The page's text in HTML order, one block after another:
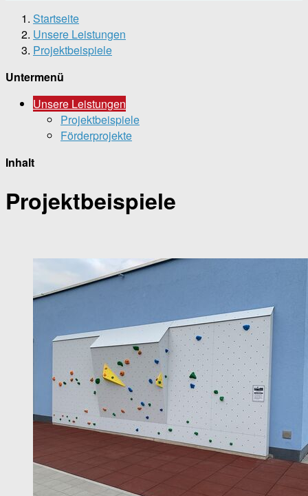
Startseite
Unsere Leistungen
Projektbeispiele
Untermenü
Unsere Leistungen
Projektbeispiele
Förderprojekte
Inhalt
Projektbeispiele